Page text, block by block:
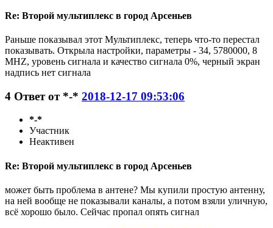
Re: Второй мультиплекс в город Арсеньев
Раньше показывал этот Мультиплекс, теперь что-то перестал
показывать. Открыла настройки, параметры - 34, 5780000, 8
MHZ, уровень сигнала и качество сигнала 0%, черный экран
надпись нет сигнала
4 Ответ от *-* 2018-12-17 09:53:06
*-*
Участник
Неактивен
Re: Второй мультиплекс в город Арсеньев
может быть проблема в антене? Мы купили простую антенну,
на ней вообще не показывали каналы, а потом взяли уличную,
всё хорошо было. Сейчас пропал опять сигнал